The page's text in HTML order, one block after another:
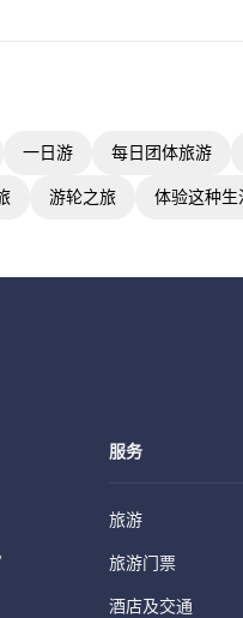
一日游 每日团体旅游
游轮之旅 体验这种生
服务
旅游
旅游门票
酒店及交通